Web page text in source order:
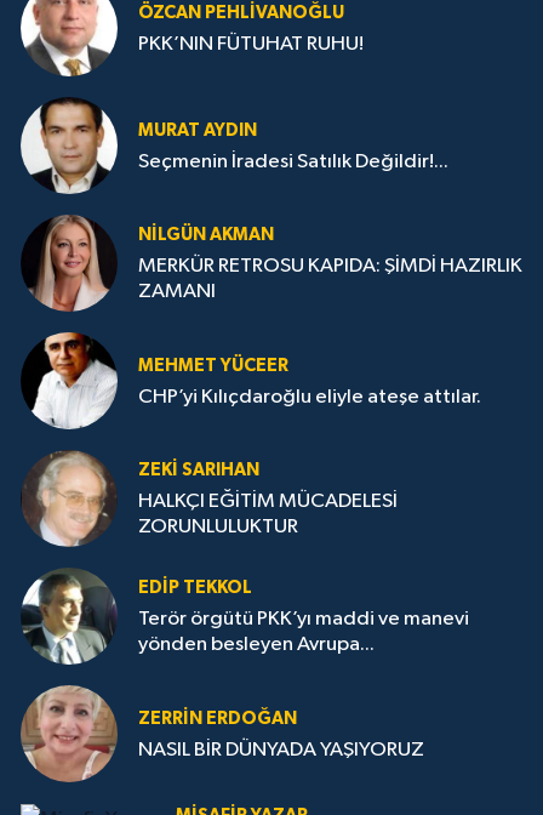
ÖZCAN PEHLIVANOĞLU
PKK’NIN FÜTUHAT RUHU!
MURAT AYDIN
Seçmenin İradesi Satılık Değildir!...
NILGÜN AKMAN
MERKÜR RETROSU KAPIDA: ŞİMDİ HAZIRLIK
ZAMANI
MEHMET YÜCEER
CHP’yi Kılıçdaroğlu eliyle ateşe attılar.
ZEKI SARIHAN
HALKÇI EĞİTİM MÜCADELESİ
ZORUNLULUKTUR
EDIP TEKKOL
Terör örgütü PKK’yı maddi ve manevi
yönden besleyen Avrupa...
ZERRIN ERDOĞAN
NASIL BİR DÜNYADA YAŞIYORUZ